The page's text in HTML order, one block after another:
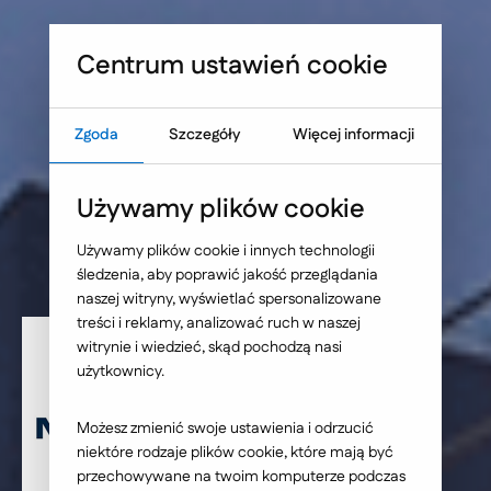
Umów warsztat UX
Sprawdź, co blokuje skuteczność Twojej strony WWW
Strona główna
Mostostal Warszawa
- serwis intranetowy
Centrum ustawień cookie
Zgoda Szczegóły Więcej informacji
Używamy plików cookie
Używamy plików cookie i innych technologii
śledzenia, aby poprawić jakość przeglądania
naszej witryny, wyświetlać spersonalizowane
treści i reklamy, analizować ruch w naszej
witrynie i wiedzieć, skąd pochodzą nasi
użytkownicy.
Możesz zmienić swoje ustawienia i odrzucić
niektóre rodzaje plików cookie, które mają być
przechowywane na twoim komputerze podczas